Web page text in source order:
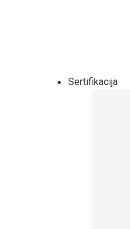
Sertifikacija